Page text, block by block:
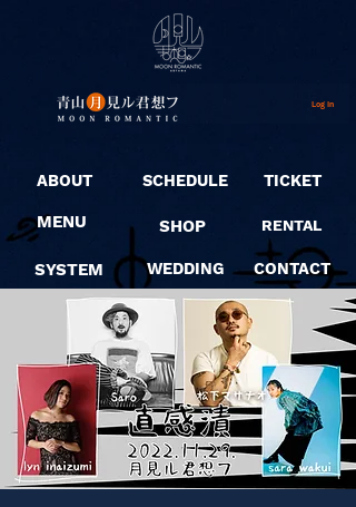
Log In
ABOUT
MENU
SYSTEM
SCHEDULE
SHOP
WEDDING
TICKET
RENTAL
CONTACT